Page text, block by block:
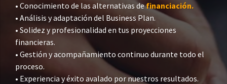
• Conocimiento de las alternativas definanciación.
• Análisis y adaptación del Business Plan.
• Solidez y profesionalidad en tus proyecciones
financieras.
• Gestión y acompañamiento continuo durante todo el
proceso.
• Experiencia y éxito avalado por nuestros resultados.